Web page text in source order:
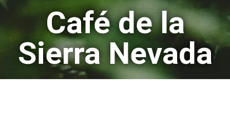
Café de la
Sierra Nevada